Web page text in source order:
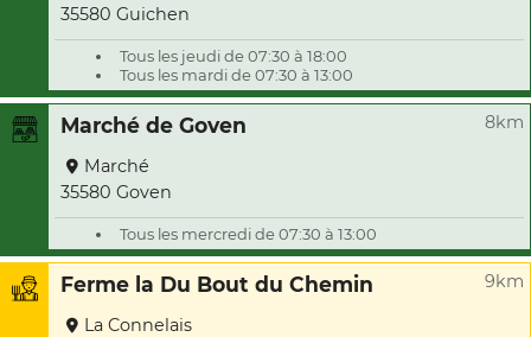
35580 Guichen
Tous les jeudi de 07:30 à 18:00
Tous les mardi de 07:30 à 13:00
Marché de Goven 8km
Marché
35580 Goven
Tous les mercredi de 07:30 à 13:00
Ferme la Du Bout du Chemin 9km
La Connelais